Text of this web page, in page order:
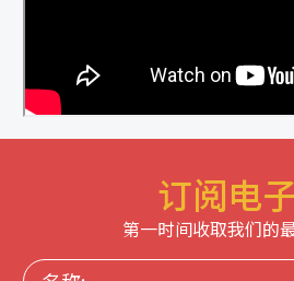
订阅电
第一时间收取我们的
名